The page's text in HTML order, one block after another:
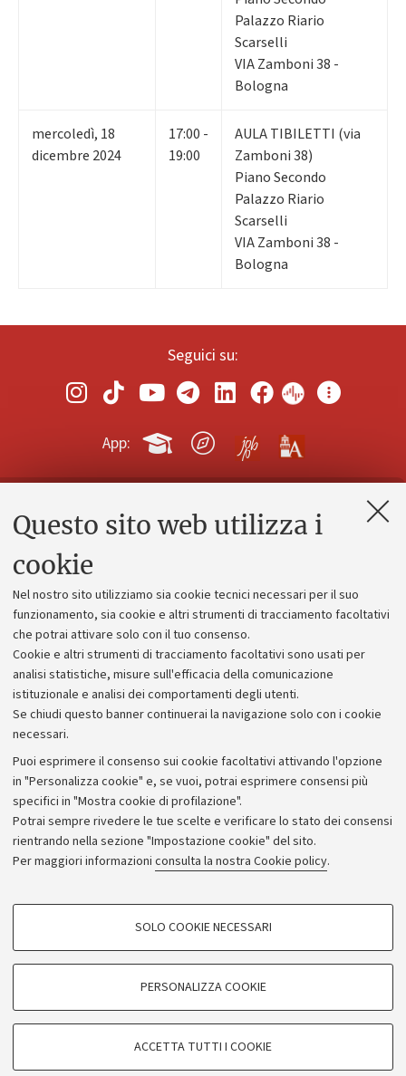
Questo sito web utilizza i
cookie
Nel nostro sito utilizziamo sia cookie tecnici necessari per il suo
funzionamento, sia cookie e altri strumenti di tracciamento facoltativi
che potrai attivare solo con il tuo consenso.
Cookie e altri strumenti di tracciamento facoltativi sono usati per
analisi statistiche, misure sull'efficacia della comunicazione
istituzionale e analisi dei comportamenti degli utenti.
Se chiudi questo banner continuerai la navigazione solo con i cookie
necessari.
Puoi esprimere il consenso sui cookie facoltativi attivando l'opzione
in "Personalizza cookie" e, se vuoi, potrai esprimere consensi più
specifici in "Mostra cookie di profilazione".
Potrai sempre rivedere le tue scelte e verificare lo stato dei consensi
rientrando nella sezione "Impostazione cookie" del sito.
Per maggiori informazioni consulta la nostra Cookie policy.
COOKIE DI PROFILAZIONE - FACOLTATIVI
COOKIE TECNICI - NECESSARI
SOLO COOKIE NECESSARI
PERSONALIZZA COOKIE
ACCETTA TUTTI I COOKIE
Palazzo Riario
Scarselli
VIA Zamboni 38 -
Bologna
mercoledì, 18
dicembre 2024
17:00 -
19:00
AULA TIBILETTI (via
Zamboni 38)
Piano Secondo
Palazzo Riario
Scarselli
VIA Zamboni 38 -
Bologna
Seguici su:
App:
Contatti e PEC
Alumni community
Piano strategico
Bilanci
Donazioni e 5x1000
Merchandising - UniboStore
Bandi, gare e concorsi
Albo online
Amministrazione trasparente
Atti di notifica
Informazioni sul sito e accessibilità
Dichiarazione di accessibilità
Privacy e note legali
Impostazioni Cookie
©Copyright 2026 - ALMA MATER STUDIORUM - Università di
Bologna - Via Zamboni,33 - 40126Bologna - PI:
- CF:80007010376